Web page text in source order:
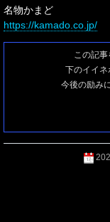
名物かまど
https://kamado.co.jp/
この記
下のイイネ
今後の励み